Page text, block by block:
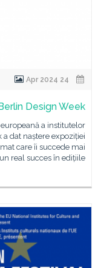
Design Week
a institutelor
dat naștere expoziției
care îi succede mai
real succes în edițiile